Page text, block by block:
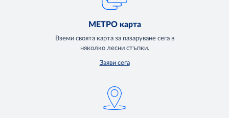
МЕТРО карта
Вземи своята карта за пазаруване сега в
няколко лесни стъпки.
Заяви сега